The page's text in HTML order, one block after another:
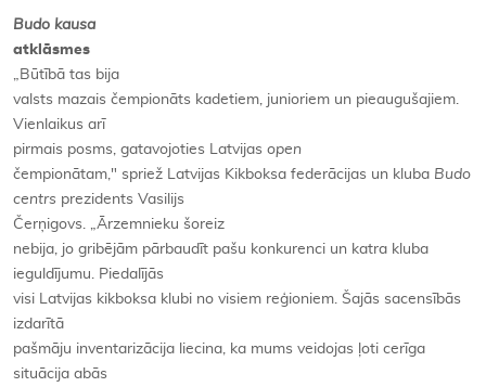
Budo kausa
atklāsmes
„Būtībā tas bija
valsts mazais čempionāts kadetiem, junioriem un pieaugušajiem.
Vienlaikus arī
pirmais posms, gatavojoties Latvijas open
čempionātam," spriež Latvijas Kikboksa federācijas un kluba Budo
centrs prezidents Vasilijs
Čerņigovs. „Ārzemnieku šoreiz
nebija, jo gribējām pārbaudīt pašu konkurenci un katra kluba
ieguldījumu. Piedalījās
visi Latvijas kikboksa klubi no visiem reģioniem. Šajās sacensībās
izdarītā
pašmāju inventarizācija liecina, ka mums veidojas ļoti cerīga
situācija abās